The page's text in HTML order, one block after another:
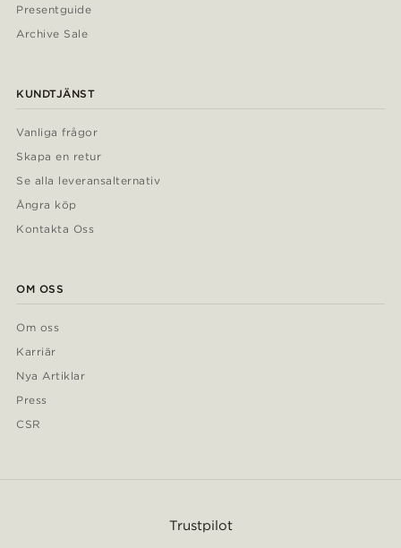
Presentguide
Archive Sale
KUNDTJÄNST
Vanliga frågor
Skapa en retur
Se alla leveransalternativ
Ångra köp
Kontakta Oss
OM OSS
Om oss
Karriär
Nya Artiklar
Press
CSR
Trustpilot